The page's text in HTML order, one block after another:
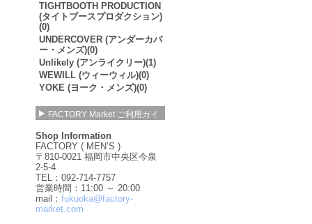
TIGHTBOOTH PRODUCTION
(タイトブースプロダクション)
(0)
UNDERCOVER (アンダーカバ
ー・メンズ)(0)
Unlikely (アンライクリー)(1)
WEWILL (ウィーウィル)(0)
YOKE (ヨーク・メンズ)(0)
FACTORY Market ご利用ガイ
Shop Information
FACTORY ( MEN’S )
〒810-0021 福岡市中央区今泉
2-5-4
TEL：092-714-7757
営業時間：11:00 ～ 20:00
mail： fukuoka@factory-
market.com